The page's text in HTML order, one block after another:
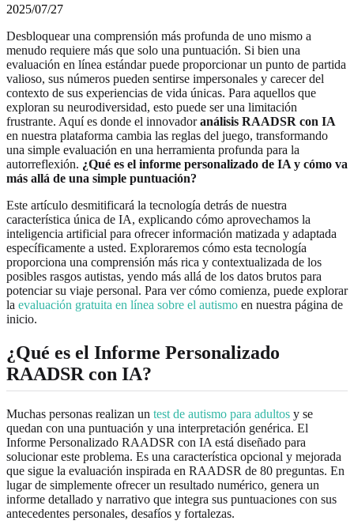
2025/07/27
Desbloquear una comprensión más profunda de uno mismo a
menudo requiere más que solo una puntuación. Si bien una
evaluación en línea estándar puede proporcionar un punto de partida
valioso, sus números pueden sentirse impersonales y carecer del
contexto de sus experiencias de vida únicas. Para aquellos que
exploran su neurodiversidad, esto puede ser una limitación
frustrante. Aquí es donde el innovadoranálisis RAADSR con IA
en nuestra plataforma cambia las reglas del juego, transformando
una simple evaluación en una herramienta profunda para la
autorreflexión. ¿Qué es el informe personalizado de IA y cómo va
más allá de una simple puntuación?
Este artículo desmitificará la tecnología detrás de nuestra
característica única de IA, explicando cómo aprovechamos la
inteligencia artificial para ofrecer información matizada y adaptada
específicamente a usted. Exploraremos cómo esta tecnología
proporciona una comprensión más rica y contextualizada de los
posibles rasgos autistas, yendo más allá de los datos brutos para
potenciar su viaje personal. Para ver cómo comienza, puede explorar
la evaluación gratuita en línea sobre el autismo en nuestra página de
inicio.
¿Qué es el Informe Personalizado
RAADSR con IA?
Muchas personas realizan un test de autismo para adultos y se
quedan con una puntuación y una interpretación genérica. El
Informe Personalizado RAADSR con IA está diseñado para
solucionar este problema. Es una característica opcional y mejorada
que sigue la evaluación inspirada en RAADSR de 80 preguntas. En
lugar de simplemente ofrecer un resultado numérico, genera un
informe detallado y narrativo que integra sus puntuaciones con sus
antecedentes personales, desafíos y fortalezas.